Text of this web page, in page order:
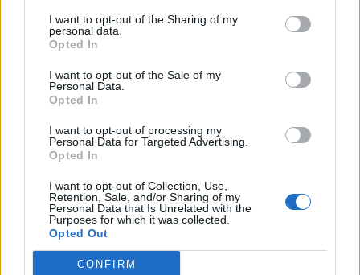
I want to opt-out of the Sharing of my
personal data.
Opted In
I want to opt-out of the Sale of my
Personal Data.
Opted In
I want to opt-out of processing my
Personal Data for Targeted Advertising.
Opted In
I want to opt-out of Collection, Use,
Retention, Sale, and/or Sharing of my
Personal Data that Is Unrelated with the
Purposes for which it was collected.
Opted Out
CONFIRM
SZÉKELYHON